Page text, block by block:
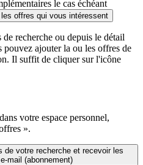
le cas échéant
offres qui vous intéressent
recherche ou depuis le détail
ajouter la ou les offres de
Il suffit de cliquer sur l'icône
votre espace personnel,
».
de votre recherche et recevoir les
mail (abonnement)